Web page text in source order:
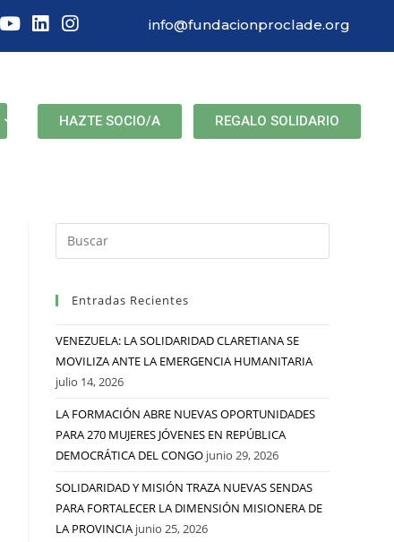
info@fundacionproclade.org
HAZTE SOCIO/A REGALO SOLIDARIO
Entradas Recientes
VENEZUELA: LA SOLIDARIDAD CLARETIANA SE
MOVILIZA ANTE LA EMERGENCIA HUMANITARIA
julio 14, 2026
LA FORMACIÓN ABRE NUEVAS OPORTUNIDADES
PARA 270 MUJERES JÓVENES EN REPÚBLICA
DEMOCRÁTICA DEL CONGO junio 29, 2026
SOLIDARIDAD Y MISIÓN TRAZA NUEVAS SENDAS
PARA FORTALECER LA DIMENSIÓN MISIONERA DE
LA PROVINCIA junio 25, 2026